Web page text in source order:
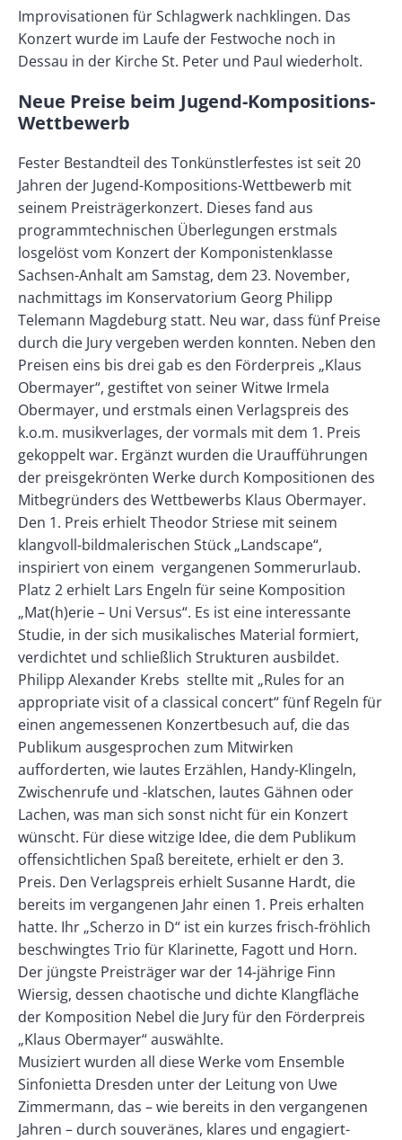
Improvisationen für Schlagwerk nachklingen. Das
Konzert wurde im Laufe der Festwoche noch in
Dessau in der Kirche St. Peter und Paul wiederholt.
Neue Preise beim Jugend-Kompositions-
Wettbewerb
Fester Bestandteil des Tonkünstlerfestes ist seit 20
Jahren der Jugend-Kompositions-Wettbewerb mit
seinem Preisträgerkonzert. Dieses fand aus
programmtechnischen Überlegungen erstmals
losgelöst vom Konzert der Komponistenklasse
Sachsen-Anhalt am Samstag, dem 23. November,
nachmittags im Konservatorium Georg Philipp
Telemann Magdeburg statt. Neu war, dass fünf Preise
durch die Jury vergeben werden konnten. Neben den
Preisen eins bis drei gab es den Förderpreis „Klaus
Obermayer“, gestiftet von seiner Witwe Irmela
Obermayer, und erstmals einen Verlagspreis des
k.o.m. musikverlages, der vormals mit dem 1. Preis
gekoppelt war. Ergänzt wurden die Uraufführungen
der preisgekrönten Werke durch Kompositionen des
Mitbegründers des Wettbewerbs Klaus Obermayer.
Den 1. Preis erhielt Theodor Striese mit seinem
klangvoll-bildmalerischen Stück „Landscape“,
inspiriert von einem vergangenen Sommerurlaub.
Platz 2 erhielt Lars Engeln für seine Komposition
„Mat(h)erie – Uni Versus“. Es ist eine interessante
Studie, in der sich musikalisches Material formiert,
verdichtet und schließlich Strukturen ausbildet.
Philipp Alexander Krebs stellte mit „Rules for an
appropriate visit of a classical concert“ fünf Regeln für
einen angemessenen Konzertbesuch auf, die das
Publikum ausgesprochen zum Mitwirken
aufforderten, wie lautes Erzählen, Handy-Klingeln,
Zwischenrufe und -klatschen, lautes Gähnen oder
Lachen, was man sich sonst nicht für ein Konzert
wünscht. Für diese witzige Idee, die dem Publikum
offensichtlichen Spaß bereitete, erhielt er den 3.
Preis. Den Verlagspreis erhielt Susanne Hardt, die
bereits im vergangenen Jahr einen 1. Preis erhalten
hatte. Ihr „Scherzo in D“ ist ein kurzes frisch-fröhlich
beschwingtes Trio für Klarinette, Fagott und Horn.
Der jüngste Preisträger war der 14-jährige Finn
Wiersig, dessen chaotische und dichte Klangfläche
der Komposition Nebel die Jury für den Förderpreis
„Klaus Obermayer“ auswählte.
Musiziert wurden all diese Werke vom Ensemble
Sinfonietta Dresden unter der Leitung von Uwe
Zimmermann, das – wie bereits in den vergangenen
Jahren – durch souveränes, klares und engagiert-